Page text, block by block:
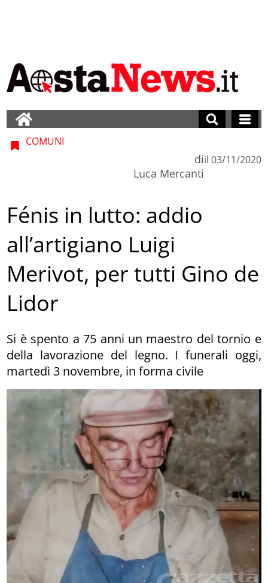
COMUNI
di
Luca Mercanti
il 03/11/2020
Fénis in lutto: addio
all’artigiano Luigi
Merivot, per tutti Gino de
Lidor
Si è spento a 75 anni un maestro del tornio e
della lavorazione del legno. I funerali oggi,
martedì 3 novembre, in forma civile